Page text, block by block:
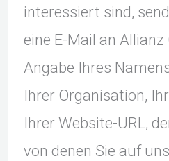
interessiert sind,
eine E-Mail an
Angabe Ihres
Ihrer Organisation,
Ihrer Website-URL,
von denen Sie auf